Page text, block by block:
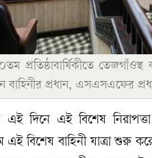
তেজগাঁওস্থ
বাহিনীর প্রধান, এসএসএফের
দিনে এই বিশেষ নিরাপত্তা
বিশেষ বাহিনী যাত্রা শুরু